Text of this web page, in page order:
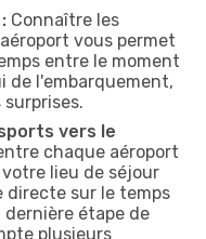
Connaître les
vous permet
entre le moment
de l'embarquement,
vers le
chaque aéroport
lieu de séjour
directe sur le temps
étape de
plusieurs